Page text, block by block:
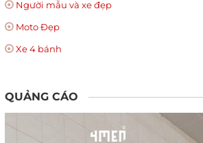
Người mẫu và xe đẹp
Moto Đẹp
Xe 4 bánh
QUẢNG CÁO